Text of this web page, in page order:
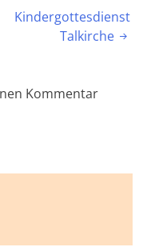
Kindergottesdienst
Talkirche 
Kommentar